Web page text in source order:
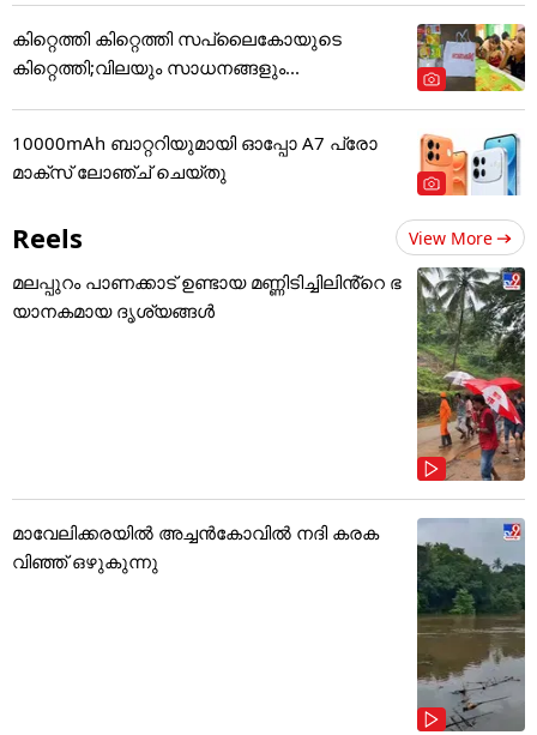
കിറ്റെത്തി കിറ്റെത്തി സപ്ലൈകോയുടെ
കിറ്റെത്തി;വിലയും സാധനങ്ങളും...
10000mAh ബാറ്ററിയുമായി ഓപ്പോ A7 പ്രോ
മാക്സ് ലോഞ്ച് ചെയ്തു
Reels View More
മലപ്പുറം പാണക്കാട് ഉണ്ടായ മണ്ണിടിച്ചിലിൻ്റെ ഭ
യാനകമായ ദൃശ്യങ്ങൾ
മാവേലിക്കരയിൽ അച്ചൻകോവിൽ നദി കരക
വിഞ്ഞ് ഒഴുകുന്നു